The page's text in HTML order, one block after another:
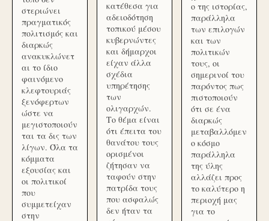
στεριώνει
πραγματικός
πολιτισμός και
διαρκώς
ανακυκλώνετ
αι το ίδιο
φαινόμενο
κλεφτουριάς
ξενόφερτων
ώστε να
μεγιστοποιούν
ται τα δις των
λίγων. Όλα τα
κόμματα
εξουσίας και
οι πολιτικοί
που
συμμετείχαν
στην
κατέθεσα για
αδειοδότηση
τοπικού μέσου
κυβερνώντες
και δήμαρχοι
είχαν άλλα
σχέδια
υπηρέτησης
των
ολιγαρχών.
Το θέμα είναι
ότι έπειτα του
θανάτου τους
ορισμένοι
ζήτησαν να
ταφούν στην
πατρίδα τους
που ασφαλώς
δεν ήταν τα
ο της ιστορίας,
παράλληλα
των επιλογών
και των
πολιτικών
τους, οι
σημερινοί του
παρόντος πως
πιστοποιούν
ότι σε ένα
διαρκώς
μεταβαλλόμεν
ο κόσμο
παράλληλα
της ύλης
αλλάζει προς
το καλύτερο η
περιοχή μας
για το